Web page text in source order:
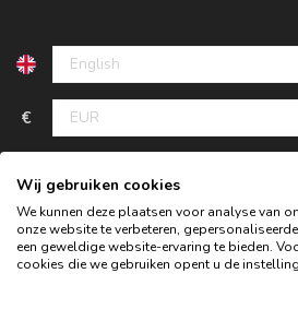
€
Wij gebruiken cookies
We kunnen deze plaatsen voor analyse van
onze website te verbeteren,
een geweldige website-ervaring te bieden.
cookies die we gebruiken opent u de